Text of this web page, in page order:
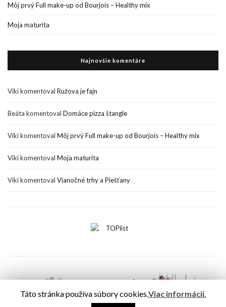
Môj prvý Full make-up od Bourjois – Healthy mix
Moja maturita
Najnovšie komentáre
Vikikomentoval Ružova je fajn
Beáta komentoval Domáce pizza štangle
Vikikomentoval Môj prvý Full make-up od Bourjois – Healthy mix
Vikikomentoval Moja maturita
Vikikomentoval Vianočné trhy a Piešťany
Táto stránka používa súbory cookies.Viac informácií.